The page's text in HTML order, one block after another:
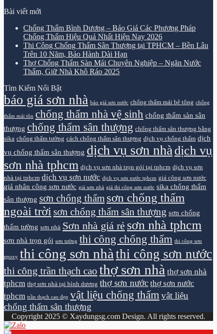
Bài viết mới
Chống Thấm Bình Dương – Báo Giá Các Phương Pháp
Chống Thấm Hiệu Quả Nhất Hiện Nay 2026
Thi Công Chống Thấm Sân Thượng tại TPHCM – Bền Lâu
Trên 10 Năm, Bảo Hành Dài Hạn
Thợ Chống Thấm Sàn Mái Chuyên Nghiệp – Ngăn Nước
Thấm, Giữ Nhà Khô Ráo 2025
Tìm Kiếm Nổi Bật
báo giá sơn nhà báo giá sơn nước chống thấm mái bê tông chống
thấm mái tôn chống thấm nhà vệ sinh chống thấm sàn sân
thượng chống thấm sân thượng chống thấm sân thượng bằng
sika chống thấm tường cách chống thấm sân thượng dịch vụ chống thấm dịch
vụ chống thấm sân thượng dịch vụ sơn nhà dịch vụ
sơn nhà tphcm dịch vụ sơn nhà trọn gói tại tphcm dịch vụ sơn
nhà tại tphcm dịch vụ sơn nước dịch vụ sơn nước tphcm giá công sơn nước
giá nhân công sơn nước giá sơn nhà giá thi công sơn nước sika chống thấm
sân thượng sơn chống thấm sơn chống thấm
ngoài trời sơn chống thấm sân thượng sơn chống
thấm tường sơn nhà Sơn nhà giá rẻ sơn nhà tphcm
sơn nhà trọn gói sơn tường thi công chống thấm thi công sơn
epoxy thi công sơn nhà thi công sơn nước
thi công trần thạch cao thợ sơn nhà thợ sơn nhà
tphcm thợ sơn nhà tại bình dương thợ sơn nước thợ sơn nước
tphcm trần thạch cao đẹp vật liệu chống thấm vật liệu
chống thấm sân thượng
Copyright 2025 © Xaydungsg.com Design. All rights reserved.